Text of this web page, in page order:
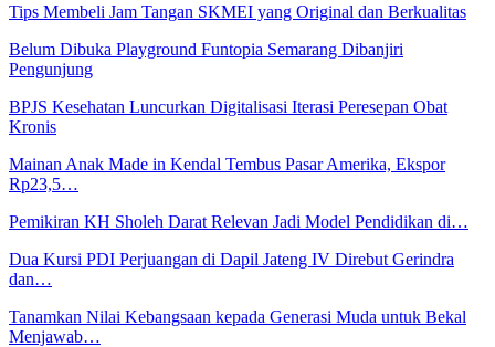
Tips Membeli Jam Tangan SKMEI yang Original dan Berkualitas
Belum Dibuka Playground Funtopia Semarang Dibanjiri
Pengunjung
BPJS Kesehatan Luncurkan Digitalisasi Iterasi Peresepan Obat
Kronis
Mainan Anak Made in Kendal Tembus Pasar Amerika, Ekspor
Rp23,5…
Pemikiran KH Sholeh Darat Relevan Jadi Model Pendidikan di…
Dua Kursi PDI Perjuangan di Dapil Jateng IV Direbut Gerindra
dan…
Tanamkan Nilai Kebangsaan kepada Generasi Muda untuk Bekal
Menjawab…